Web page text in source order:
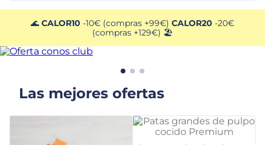
🌊 CALOR10 -10€ (compras +99€) CALOR20 -20€
(compras +129€) 🏖️
Las mejores ofertas
TÉRMINOS MÁS BUSCADOS
1. helados sirena